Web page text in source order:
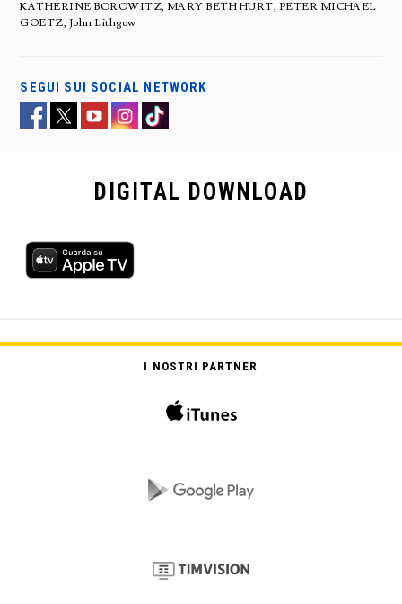
KATHERINE BOROWITZ, MARY BETH HURT, PETER MICHAEL
GOETZ, John Lithgow
SEGUI SUI SOCIAL NETWORK
DIGITAL DOWNLOAD
I NOSTRI PARTNER